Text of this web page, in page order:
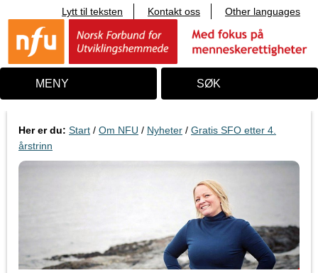
i
n
o
Lytt til teksten Kontakt oss Other languages
MENY SØK
Her er du: Start / Om NFU / Nyheter / Gratis SFO etter 4.
årstrinn